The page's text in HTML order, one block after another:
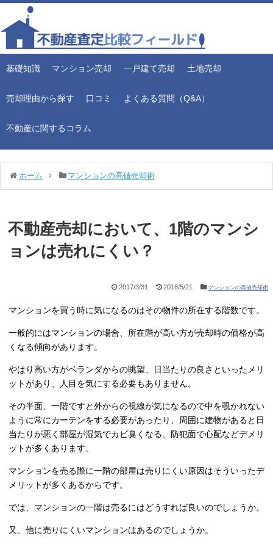
基礎知識 マンション売却 一戸建て売却 土地売却
売却理由から探す 口コミ よくある質問（Q&A）
不動産に関するコラム
ホーム マンションの高値売却術
不動産売却において、1階のマンシ
ョンは売れにくい？
2017/3/31 2018/5/21 マンションの高値売却術
マンションを買う時に気になるのはその物件の所在する階数です。
一般的にはマンションの場合、所在階が高い方が売却時の価格が高
くなる傾向があります。
やはり高い方がベランダからの眺望、日当たりの良さといったメリ
ットがあり、人目を気にする必要もありません。
その半面、一階ですと外からの視線が気になるので中を覗かれない
ように常にカーテンをする必要があったり、周囲に建物があると日
当たりが悪く部屋が湿気でカビ臭くなる、防犯面で心配などデメリ
ットが多くあります。
マンションを売る際に一階の部屋は売りにくい原因はそういったデ
メリットが多くあるからです。
では、マンションの一階は売るにはどうすれば良いのでしょうか。
又、他に売りにくいマンションはあるのでしょうか。